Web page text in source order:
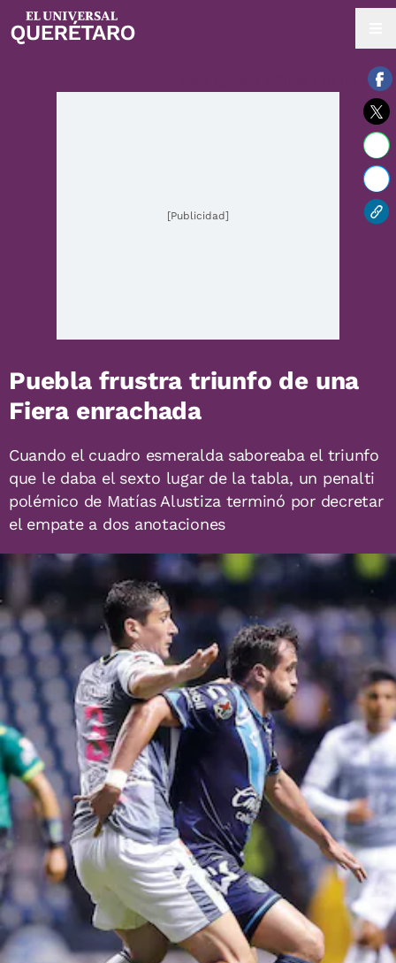
08 / agosto / 2026 | 10:06 hrs.
[Publicidad]
Puebla frustra triunfo de una
Fiera enrachada
Cuando el cuadro esmeralda saboreaba el triunfo
que le daba el sexto lugar de la tabla, un penalti
polémico de Matías Alustiza terminó por decretar
el empate a dos anotaciones